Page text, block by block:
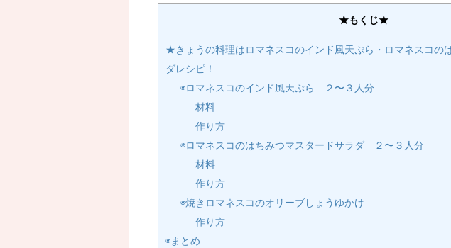
★もくじ★
★きょうの料理はロマネスコのインド風天ぷら・ロマネスコの
ダレシピ！
◉ロマネスコのインド風天ぷら ２〜３人分
材料
作り方
◉ロマネスコのはちみつマスタードサラダ ２〜３人分
材料
作り方
◉焼きロマネスコのオリーブしょうゆかけ
作り方
◉まとめ